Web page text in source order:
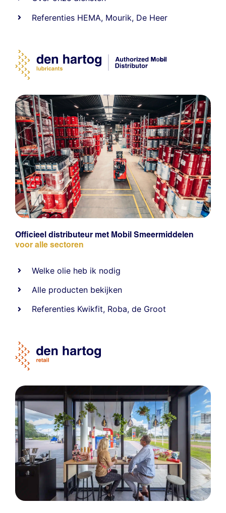
Referenties HEMA, Mourik, De Heer
Officieel distributeur met Mobil Smeermiddelen
voor alle sectoren
Welke olie heb ik nodig
Alle producten bekijken
Referenties Kwikfit, Roba,de Groot